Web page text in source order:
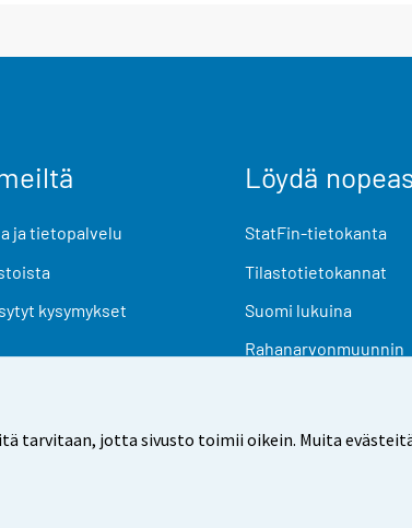
tarvitaan, jotta sivusto toimii oikein. Muita
ja tietopalvelu
kysymykset
Löydä
StatFin-tietokanta
Tilastotietokannat
Suomi lukuina
Rahanarvonmuunnin